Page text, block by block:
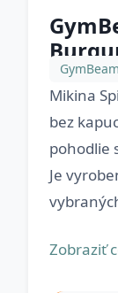
GymBeam
Mikina
bez
pohodlie
Je
Zobraziť